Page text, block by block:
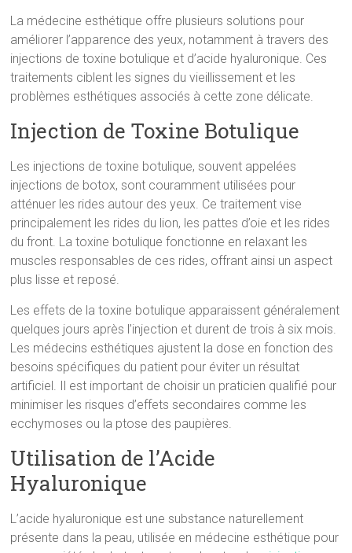
La médecine esthétique offre plusieurs solutions pour
améliorer l’apparence des yeux, notamment à travers des
injections de toxine botulique et d’acide hyaluronique. Ces
traitements ciblent les signes du vieillissement et les
problèmes esthétiques associés à cette zone délicate.
Injection de Toxine Botulique
Les injections de toxine botulique, souvent appelées
injections de botox, sont couramment utilisées pour
atténuer les rides autour des yeux. Ce traitement vise
principalement les rides du lion, les pattes d’oie et les rides
du front. La toxine botulique fonctionne en relaxant les
muscles responsables de ces rides, offrant ainsi un aspect
plus lisse et reposé.
Les effets de la toxine botulique apparaissent généralement
quelques jours après l’injection et durent de trois à six mois.
Les médecins esthétiques ajustent la dose en fonction des
besoins spécifiques du patient pour éviter un résultat
artificiel. Il est important de choisir un praticien qualifié pour
minimiser les risques d’effets secondaires comme les
ecchymoses ou la ptose des paupières.
Utilisation de l’Acide
Hyaluronique
L’acide hyaluronique est une substance naturellement
présente dans la peau, utilisée en médecine esthétique pour